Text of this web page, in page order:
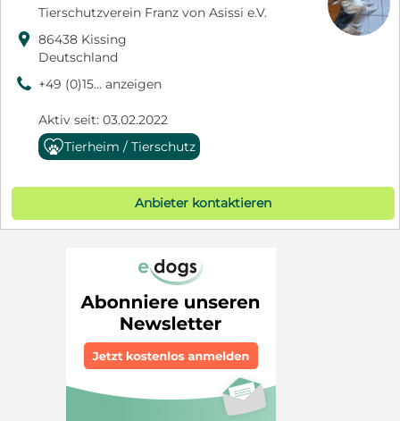
Tierschutzverein Franz von Asissi e.V.
 86438 Kissing
Deutschland
9 +49 (0)15... anzeigen
Aktiv seit: 03.02.2022
Tierheim / Tierschutz
Anbieter kontaktieren